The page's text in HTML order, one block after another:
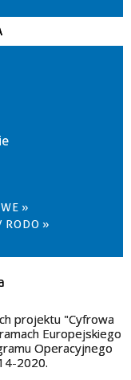
»
RODO »
projektu "Cyfrowa
Europejskiego
Operacyjnego
2020.